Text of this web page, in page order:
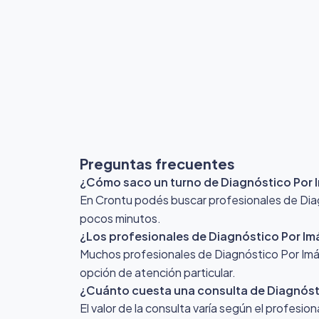
Preguntas frecuentes
¿Cómo saco un turno de Diagnóstico Por
En Crontu podés buscar profesionales de
pocos minutos.
¿Los profesionales de Diagnóstico Por
Muchos profesionales de Diagnóstico Por
opción de atención particular.
¿Cuánto cuesta una consulta de
El valor de la consulta varía según el